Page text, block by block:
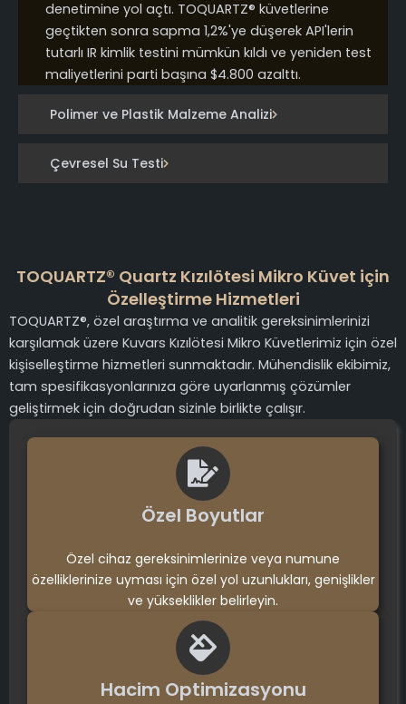
Polimer ve Plastik Malzeme Analizi
Çevresel Su Testi
denetimine yol açtı. TOQUARTZ® küvetlerine
geçtikten sonra sapma 1,2%'ye düşerek API'lerin
tutarlı IR kimlik testini mümkün kıldı ve yeniden test
maliyetlerini parti başına $4.800 azalttı.
TOQUARTZ® Quartz Kızılötesi Mikro Küvet için
Özelleştirme Hizmetleri
TOQUARTZ®, özel araştırma ve analitik gereksinimlerinizi
karşılamak üzere Kuvars Kızılötesi Mikro Küvetlerimiz için özel
kişiselleştirme hizmetleri sunmaktadır. Mühendislik ekibimiz,
tam spesifikasyonlarınıza göre uyarlanmış çözümler
geliştirmek için doğrudan sizinle birlikte çalışır.
Özel Boyutlar
Özel cihaz gereksinimlerinize veya numune
özelliklerinize uyması için özel yol uzunlukları, genişlikler
ve yükseklikler belirleyin.
Hacim Optimizasyonu